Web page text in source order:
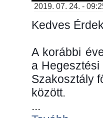
2019. 07. 24. -
Kedves
A korábbi
a
Szakosztály
között.
...